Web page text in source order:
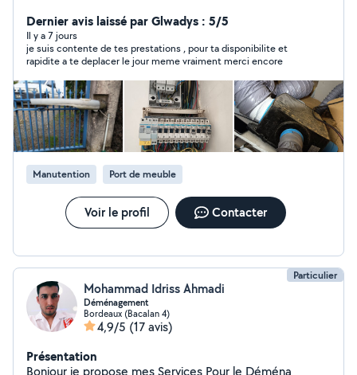
suis disponible le 24 sur 24 7 jours sur 7 à Bordeaux et
aux alentours de Bordeaux
Dernier avis laissé par Glwadys : 5/5
Il y a 7 jours
je suis contente de tes prestations , pour ta disponibilite et
rapidite a te deplacer le jour meme vraiment merci encore
Manutention Port de meuble
Voir le profil Contacter
Particulier
Mohammad Idriss Ahmadi
Déménagement
Bordeaux (Bacalan 4)
4,9/5 (17 avis)
Présentation
Bonjour je propose mes Services Pour le Déména